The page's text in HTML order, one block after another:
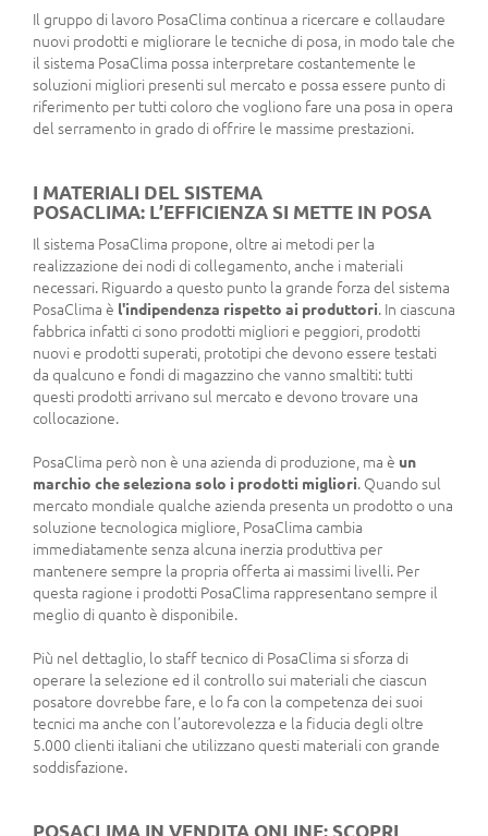
Il gruppo di lavoro PosaClima continua a ricercare e collaudare
nuovi prodotti e migliorare le tecniche di posa, in modo tale che
il sistema PosaClima possa interpretare costantemente le
soluzioni migliori presenti sul mercato e possa essere punto di
riferimento per tutti coloro che vogliono fare una posa in opera
del serramento in grado di offrire le massime prestazioni.
I MATERIALI DEL SISTEMA
POSACLIMA: L’EFFICIENZA SI METTE IN POSA
Il sistema PosaClima propone, oltre ai metodi per la
realizzazione dei nodi di collegamento, anche i materiali
necessari. Riguardo a questo punto la grande forza del sistema
PosaClima è l'indipendenza rispetto ai produttori. In ciascuna
fabbrica infatti ci sono prodotti migliori e peggiori, prodotti
nuovi e prodotti superati, prototipi che devono essere testati
da qualcuno e fondi di magazzino che vanno smaltiti: tutti
questi prodotti arrivano sul mercato e devono trovare una
collocazione.
PosaClima però non è una azienda di produzione, ma è un
marchio che seleziona solo i prodotti migliori. Quando sul
mercato mondiale qualche azienda presenta un prodotto o una
soluzione tecnologica migliore, PosaClima cambia
immediatamente senza alcuna inerzia produttiva per
mantenere sempre la propria offerta ai massimi livelli. Per
questa ragione i prodotti PosaClima rappresentano sempre il
meglio di quanto è disponibile.
Più nel dettaglio, lo staff tecnico di PosaClima si sforza di
operare la selezione ed il controllo sui materiali che ciascun
posatore dovrebbe fare, e lo fa con la competenza dei suoi
tecnici ma anche con l’autorevolezza e la fiducia degli oltre
5.000 clienti italiani che utilizzano questi materiali con grande
soddisfazione.
POSACLIMA IN VENDITA ONLINE: SCOPRI